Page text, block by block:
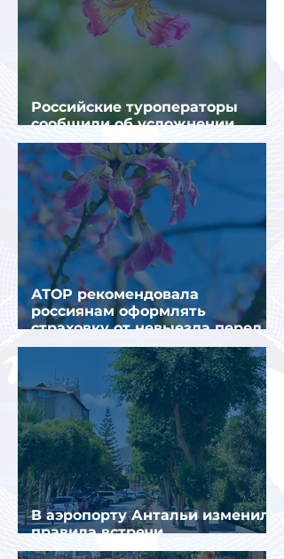
Российские туроператоры
сообщили об усложнении
получения виз в Грецию
АТОР рекомендовала
россиянам оформлять
страховку от невыезда перед
поездкой в Грецию
В аэропорту Антальи изменили
правила встречи
организованных туристов